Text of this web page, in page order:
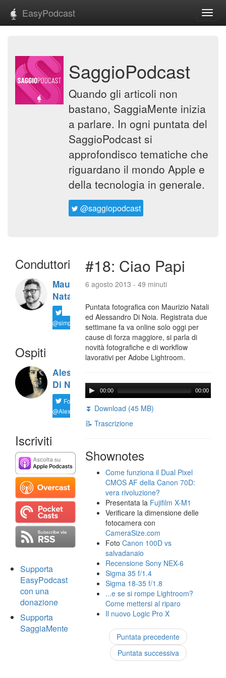
EasyPodcast
SaggioPodcast
Quando gli articoli non
bastano, SaggiaMente inizia
a parlare. In ogni puntata del
SaggioPodcast si
approfondisco tematiche che
riguardano il mondo Apple e
della tecnologia in generale.
@saggiopodcast
Conduttori
Maurizio
Natali
@simplemal
Ospiti
Alessandro
Di Noia
Follow
@AlexD75
Iscriviti
Supporta
EasyPodcast
con una
donazione
Supporta
SaggiaMente
#18: Ciao Papi
6 agosto 2013 - 49 minuti
Puntata fotografica con Maurizio Natali
ed Alessandro Di Noia. Registrata due
settimane fa va online solo oggi per
cause di forza maggiore, si parla di
novità fotografiche e di workflow
lavorativi per Adobe Lightroom.
00:00 00:00
⏬ Download (45 MB)
📝 Trascrizione
Shownotes
Come funziona il Dual Pixel
CMOS AF della Canon 70D:
vera rivoluzione?
Presentata la Fujifilm X-M1
Verificare la dimensione delle
fotocamera con
CameraSize.com
FotoCanon 100D vs
salvadanaio
Recensione Sony NEX-6
Sigma 35 f/1.4
Sigma 18-35 f/1.8
...e se si rompe Lightroom?
Come mettersi al riparo
Il nuovo Logic Pro X
Puntata precedente
Puntata successiva